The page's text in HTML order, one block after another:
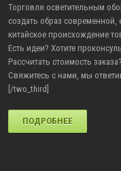
Торговля осветительным
создать образ
китайское происхождение
Есть идеи? Хотите
Рассчитать стоимость заказа?
Свяжитесь с нами, мы
[/two_third]
ПОДРОБНЕЕ